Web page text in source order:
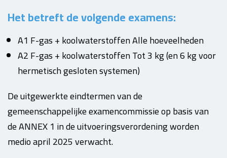
Het betreft de volgende examens:
A1 F-gas + koolwaterstoffen Alle hoeveelheden
A2 F-gas + koolwaterstoffen Tot 3 kg (en 6 kg voor
hermetisch gesloten systemen)
De uitgewerkte eindtermen van de
gemeenschappelijke examencommissie op basis van
de ANNEX 1 in de uitvoeringsverordening worden
medio april 2025 verwacht.